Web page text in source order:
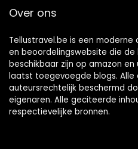
Over ons
Tellustravel.be is een
en beoordelingswebsite die
beschikbaar zijn op amazon
laatst toegevoegde blogs. Alle
auteursrechtelijk beschermd
eigenaren. Alle geciteerde
respectievelijke bronnen.